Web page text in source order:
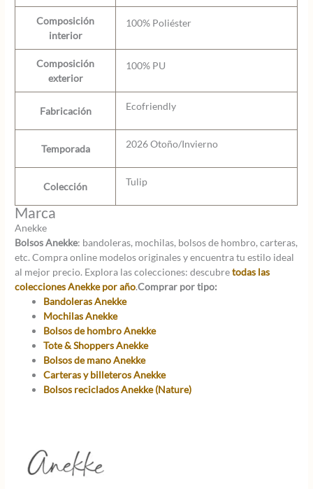
Composición
interior
100% Poliéster
Composición
exterior
100% PU
Fabricación Ecofriendly
Temporada 2026 Otoño/Invierno
Colección Tulip
Marca
Anekke
Bolsos Anekke: bandoleras, mochilas, bolsos de hombro, carteras,
etc. Compra online modelos originales y encuentra tu estilo ideal
al mejor precio. Explora las colecciones: descubretodas las
colecciones Anekke por año.Comprar por tipo:
Bandoleras Anekke
Mochilas Anekke
Bolsos de hombro Anekke
Tote & Shoppers Anekke
Bolsos de mano Anekke
Carteras y billeteros Anekke
Bolsos reciclados Anekke (Nature)